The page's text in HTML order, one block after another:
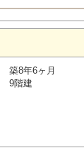
築8年6ヶ月
9階建